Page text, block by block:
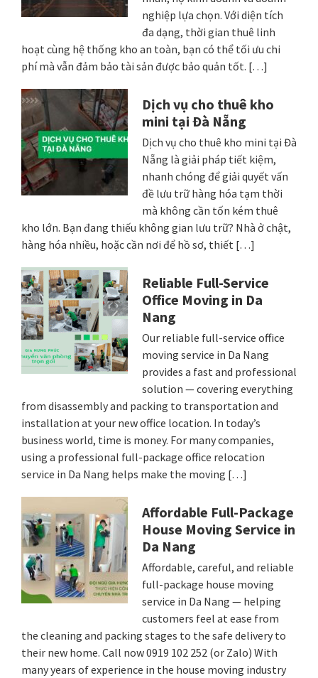
nghiệp lựa chọn. Với diện tích
đa dạng, thời gian thuê linh
hoạt cùng hệ thống kho an toàn, bạn có thể tối ưu chi
phí mà vẫn đảm bảo tài sản được bảo quản tốt. […]
Dịch vụ cho thuê kho
mini tại Đà Nẵng
Dịch vụ cho thuê kho mini tại Đà
Nẵng là giải pháp tiết kiệm,
nhanh chóng để giải quyết vấn
đề lưu trữ hàng hóa tạm thời
mà không cần tốn kém thuê
kho lớn. Bạn đang thiếu không gian lưu trữ? Nhà ở chật,
hàng hóa nhiều, hoặc cần nơi để hồ sơ, thiết […]
Reliable Full-Service
Office Moving in Da
Nang
Our reliable full-service office
moving service in Da Nang
provides a fast and professional
solution — covering everything
from disassembly and packing to transportation and
installation at your new office location. In today’s
business world, time is money. For many companies,
using a professional full-package office relocation
service in Da Nang helps make the moving […]
Affordable Full-Package
House Moving Service in
Da Nang
Affordable, careful, and reliable
full-package house moving
service in Da Nang — helping
customers feel at ease from
the cleaning and packing stages to the safe delivery to
their new home. Call now 0919 102 252 (or Zalo) With
many years of experience in the house moving industry